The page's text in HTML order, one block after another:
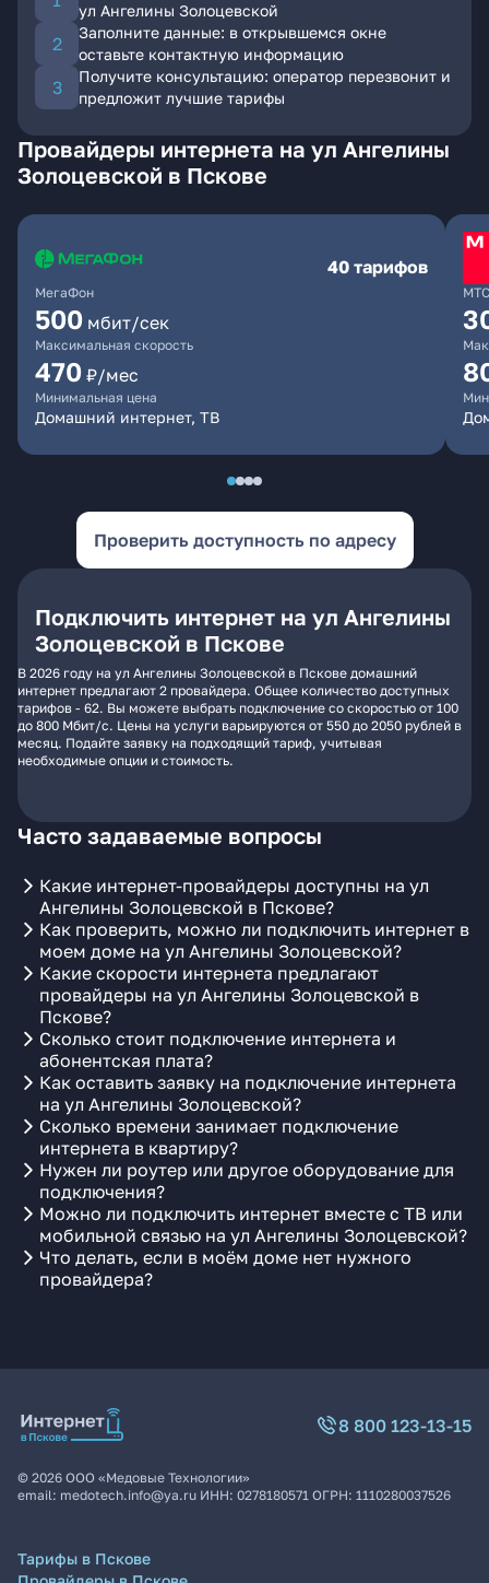
ул Ангелины Золоцевской
Заполните данные: в открывшемся окне
оставьте контактную информацию
Получите консультацию: оператор перезвонит и
предложит лучшие тарифы
Провайдеры интернета на ул Ангелины
Золоцевской в Пскове
МегаФон
40 тарифов
500 мбит/сек
Максимальная скорость
470 ₽/мес
Минимальная цена
Домашний интернет, ТВ
МТС
Проверить доступность по адресу
Подключить интернет на ул Ангелины
Золоцевской в Пскове
В 2026 году на ул Ангелины Золоцевской в Пскове домашний
интернет предлагают 2 провайдера. Общее количество доступных
тарифов - 62. Вы можете выбрать подключение со скоростью от 100
до 800 Мбит/с. Цены на услуги варьируются от 550 до 2050 рублей в
месяц. Подайте заявку на подходящий тариф, учитывая
необходимые опции и стоимость.
Часто задаваемые вопросы
Какие интернет-провайдеры доступны на ул
Ангелины Золоцевской в Пскове?
Как проверить, можно ли подключить интернет в
моем доме на ул Ангелины Золоцевской?
Какие скорости интернета предлагают
провайдеры на ул Ангелины Золоцевской в
Пскове?
Сколько стоит подключение интернета и
абонентская плата?
Как оставить заявку на подключение интернета
на ул Ангелины Золоцевской?
Сколько времени занимает подключение
интернета в квартиру?
Нужен ли роутер или другое оборудование для
подключения?
Можно ли подключить интернет вместе с ТВ или
мобильной связью на ул Ангелины Золоцевской?
Что делать, если в моём доме нет нужного
провайдера?
8 800 123-13-15
© 2026 ООО «Медовые Технологии»
email: medotech.info@ya.ru ИНН: 0278180571 ОГРН: 1110280037526
Тарифы в Пскове